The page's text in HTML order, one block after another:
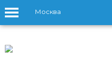
Москва